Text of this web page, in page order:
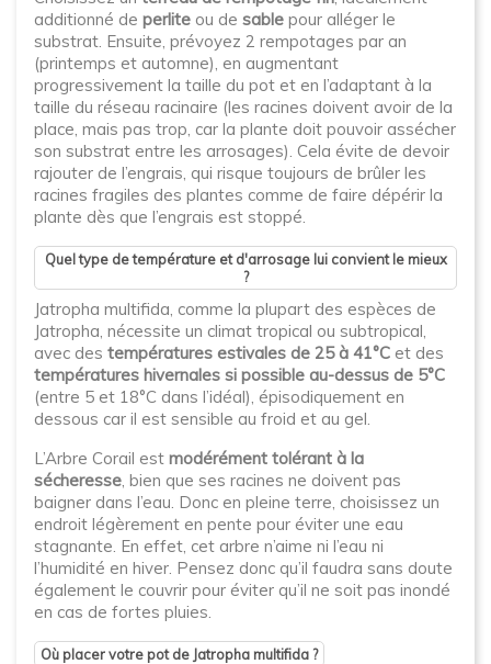
additionné de perlite ou de sable pour alléger le
substrat. Ensuite, prévoyez 2 rempotages par an
(printemps et automne), en augmentant
progressivement la taille du pot et en l’adaptant à la
taille du réseau racinaire (les racines doivent avoir de la
place, mais pas trop, car la plante doit pouvoir assécher
son substrat entre les arrosages). Cela évite de devoir
rajouter de l’engrais, qui risque toujours de brûler les
racines fragiles des plantes comme de faire dépérir la
plante dès que l’engrais est stoppé.
Quel type de température et d'arrosage lui convient le mieux
?
Jatropha multifida, comme la plupart des espèces de
Jatropha, nécessite un climat tropical ou subtropical,
avec des températures estivales de 25 à 41°C et des
températures hivernales si possible au-dessus de 5°C
(entre 5 et 18°C dans l’idéal), épisodiquement en
dessous car il est sensible au froid et au gel.
L’Arbre Corail est modérément tolérant à la
sécheresse, bien que ses racines ne doivent pas
baigner dans l’eau. Donc en pleine terre, choisissez un
endroit légèrement en pente pour éviter une eau
stagnante. En effet, cet arbre n’aime ni l’eau ni
l’humidité en hiver. Pensez donc qu’il faudra sans doute
également le couvrir pour éviter qu’il ne soit pas inondé
en cas de fortes pluies.
Où placer votre pot de Jatropha multifida ?